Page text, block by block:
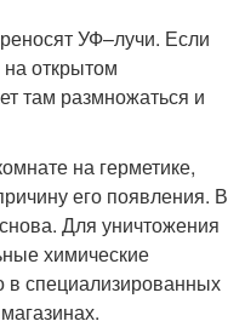
УФ–лучи. Если
открытом
там размножаться и
на герметике,
его появления. В
Для уничтожения
химические
в специализированных